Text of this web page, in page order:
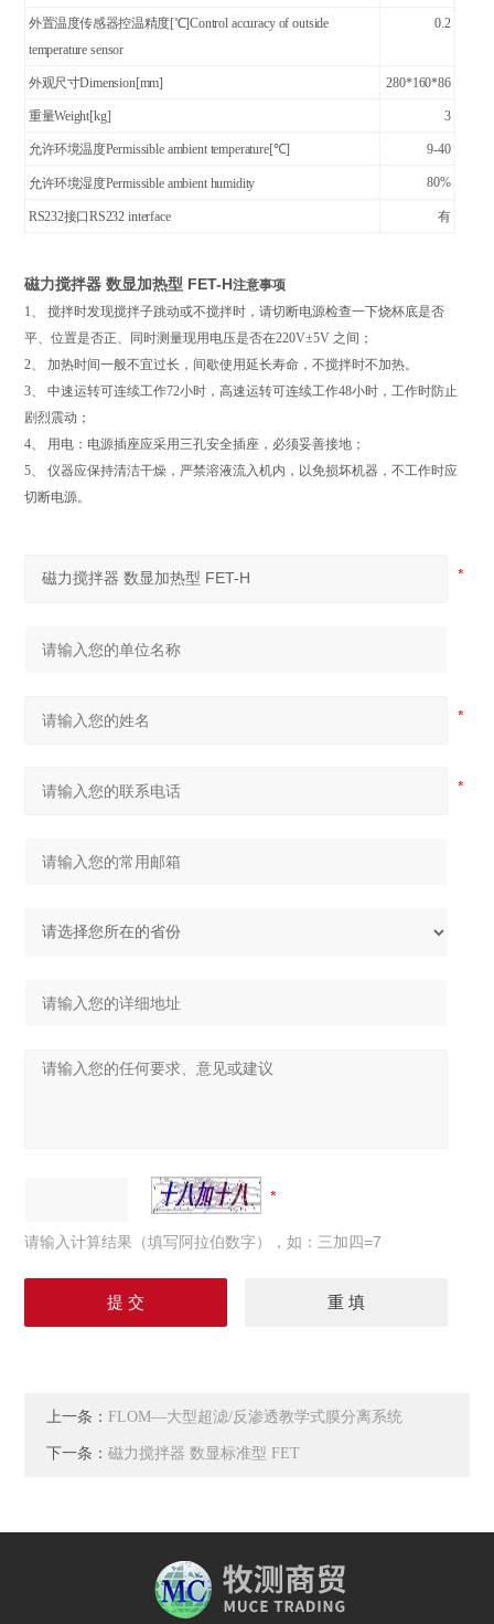
外置温度传感器控温精度[℃]Control accuracy of outside
temperaturesensor
0.2
外观尺寸Dimension[mm] 280*160*86
重量Weight[kg] 3
允许环境温度Permissible ambient temperature[℃] 9-40
允许环境湿度Permissible ambient humidity 80%
RS232接口RS232 interface 有
磁力搅拌器 数显加热型 FET-H注意事项
1、 搅拌时发现搅拌子跳动或不搅拌时，请切断电源检查一下烧杯底是否
平、位置是否正、同时测量现用电压是否在220V±5V 之间；
2、 加热时间一般不宜过长，间歇使用延长寿命，不搅拌时不加热。
3、 中速运转可连续工作72小时，高速运转可连续工作48小时，工作时防止
剧烈震动；
4、 用电：电源插座应采用三孔安全插座，必须妥善接地；
5、 仪器应保持清洁干燥，严禁溶液流入机内，以免损坏机器，不工作时应
切断电源。
请输入计算结果（填写阿拉伯数字），如：三加四=7
上一条： FLOM—大型超滤/反渗透教学式膜分离系统
下一条：磁力搅拌器 数显标准型 FET